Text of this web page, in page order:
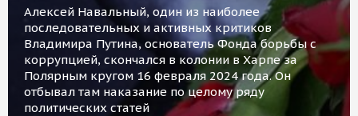
Алексей Навальный, один из наиболее
последовательных и активных критиков
Владимира Путина, основатель Фонда борьбы с
коррупцией, скончался в колонии в Харпе за
Полярным кругом 16 февраля 2024 года. Он
отбывал там наказание по целому ряду
политических статей